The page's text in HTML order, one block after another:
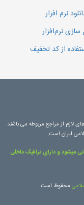
نرم افزار
نرم‌افزار
از کد تخفیف
لازم از مراجع مربوطه می باشند
ایران است.
میشود و دارای ترافیک داخلی
محفوظ است.